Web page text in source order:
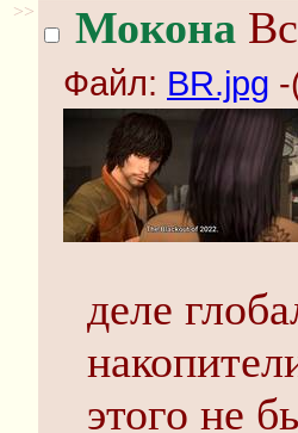
>> Мокона
Файл: BR.jpg
деле
этого не